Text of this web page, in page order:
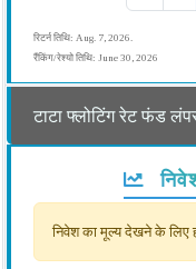
रिटर्न तिथि: Aug. 7, 2026.
रैंकिंग/रेश्यो तिथि: June 30, 2026
टाटा फ्लोटिंग रेट फंड
निवेश का मूल्य देखने के लिए